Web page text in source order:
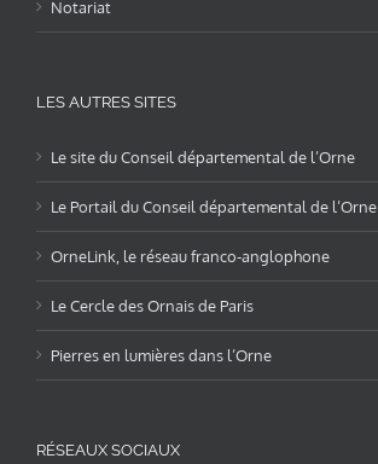
Notariat
LES AUTRES SITES
Le site du Conseil départemental de l’Orne
Le Portail du Conseil départemental de l’Orne
OrneLink, le réseau franco-anglophone
Le Cercle des Ornais de Paris
Pierres en lumières dans l’Orne
RÉSEAUX SOCIAUX